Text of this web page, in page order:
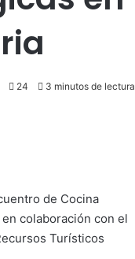
24 3 minutos de lectura
de Cocina
colaboración con el
Turísticos